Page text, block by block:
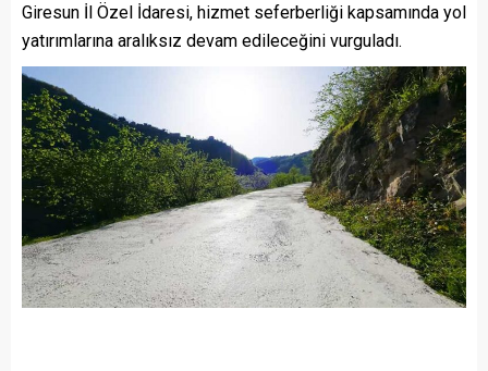
Giresun İl Özel İdaresi, hizmet seferberliği kapsamında yol
yatırımlarına aralıksız devam edileceğini vurguladı.